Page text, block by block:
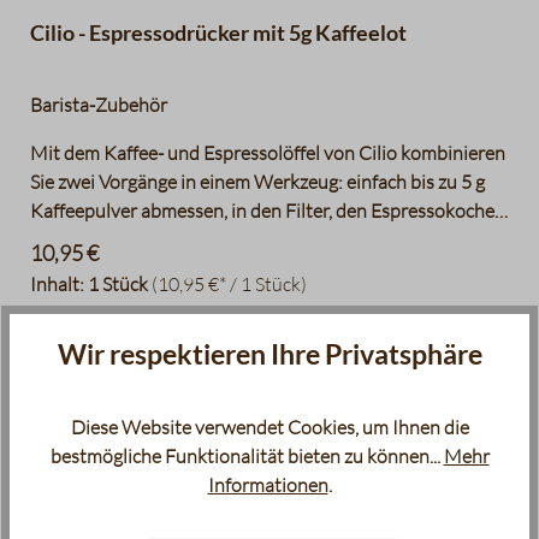
Cilio - Espressodrücker mit 5g Kaffeelot
Barista-Zubehör
Mit dem Kaffee- und Espressolöffel von Cilio kombinieren
Sie zwei Vorgänge in einem Werkzeug: einfach bis zu 5 g
Kaffeepulver abmessen, in den Filter, den Espressokocher
oder Siebträger einfüllen und mit der anderen Seite
andrücken – schön, wenn es so einfach ist. Durchmesser:
ca. 4,7 cm
Inhalt: 1 Stück(10,95 €* / 1 Stück)
10,95 €
Sofort verfügbar, Lieferzeit: 2-5 Tage
product.quantityLabel In den Warenkorb
Wir respektieren Ihre Privatsphäre
Diese Website verwendet Cookies, um Ihnen die
bestmögliche Funktionalität bieten zu können... Mehr
Informationen.